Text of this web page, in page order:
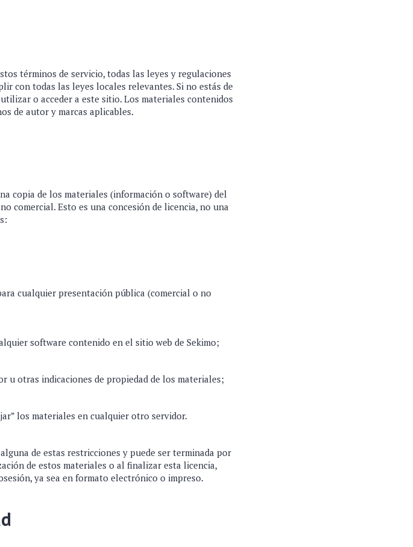
términos de servicio, todas las leyes y regulaciones
con todas las leyes locales relevantes. Si no estás de
o acceder a este sitio. Los materiales contenidos
de autor y marcas aplicables.
copia de los materiales (información o software) del
comercial. Esto es una concesión de licencia, no una
cualquier presentación pública (comercial o no
software contenido en el sitio web de Sekimo;
u otras indicaciones de propiedad de los materiales;
los materiales en cualquier otro servidor.
de estas restricciones y puede ser terminada por
de estos materiales o al finalizar esta licencia,
ya sea en formato electrónico o impreso.